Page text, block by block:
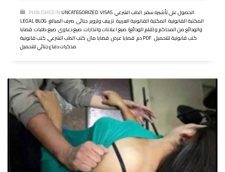
PUBLISHED IN UNCATEGORIZED,VISAS, الحصول على تأشيرة سفر,الطب الشرعي
,
LEGAL BLOG, المكتبة القانونية,المكتبة القانونية العربية,تزييف وتزوير,جنائى,صرف المبالغ
والودائع من المحاكم و (قلم الودائع),صيغ اعلانات وانذارات,صيغ دعاوى,صيغ طلبات,قضايا
دم,قضايا عرض,قضايا مال,كتب الطب الشرعي, كتب قانونية PDF, كتب قانونية للتحميل,
مذكرات دفاع جنائي للتحميل